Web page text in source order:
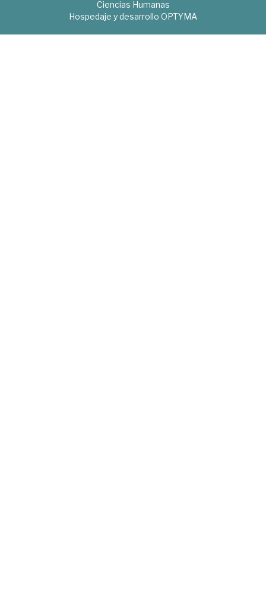
Ciencias Humanas
Hospedaje y desarrollo OPTYMA